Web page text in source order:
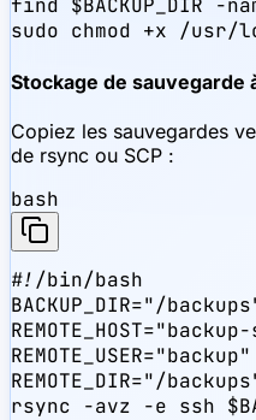
find $BACKUP_DIR -
sudo chmod +x /usr/
Stockage de sauvegarde
Copiez les sauvegardes
de rsync ou SCP :
bash
#!/bin/bash
BACKUP_DIR="/
REMOTE_USER="backup"
REMOTE_DIR="/
rsync -avz -e ssh